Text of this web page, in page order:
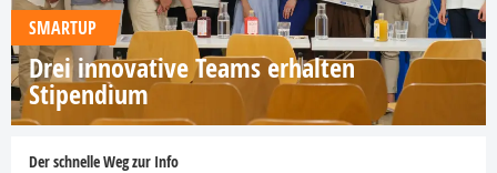
SMARTUP
Drei innovative Teams erhalten
Stipendium
Der schnelle Weg zur Info